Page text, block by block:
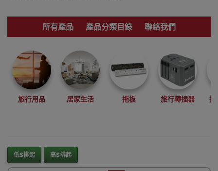
所有產品 產品分類目錄 聯絡我們
旅行用品 居家生活 拖板 旅行轉插器 拖
低$排起 高$排起